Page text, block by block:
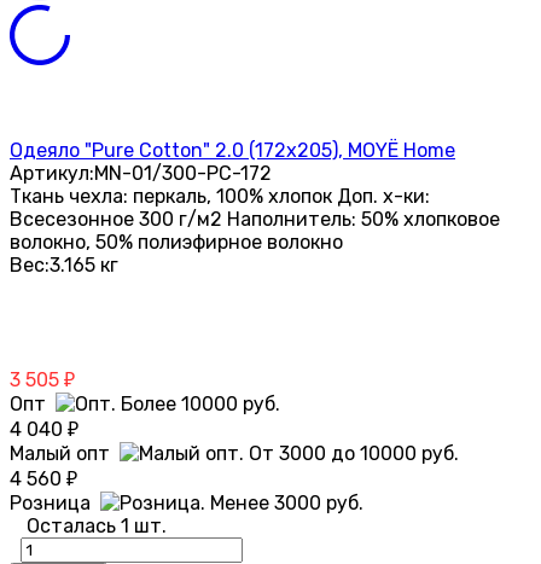
Одеяло "Pure Cotton" 2.0 (172х205), MOYЁ Home
Артикул:MN-01/300-PC-172
Ткань чехла: перкаль, 100% хлопок Доп. х-ки:
Всесезонное 300 г/м2 Наполнитель: 50% хлопковое
волокно, 50% полиэфирное волокно
Вес:3.165 кг
3 505 ₽
Опт
4 040 ₽
Малый опт
4 560 ₽
Розница
Осталась 1 шт.